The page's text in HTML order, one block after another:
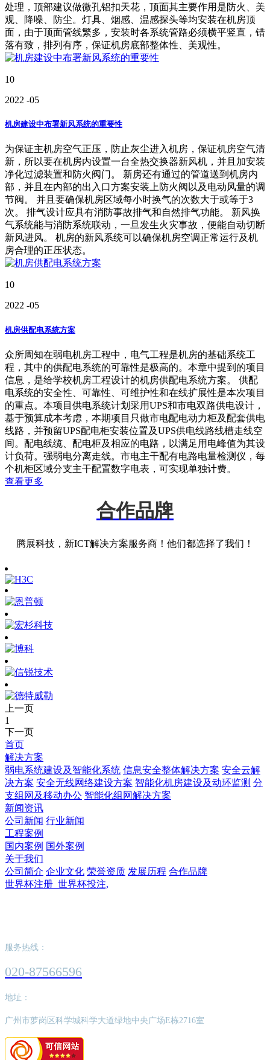
处理，顶部建议做微孔铝扣天花，顶面其主要作用是防火、美
观、降噪、防尘。灯具、烟感、温感探头等均安装在机房顶
面，由于顶面管线繁多，安装时各系统管路必须横平竖直，错
落有致，排列有序，保证机房底部整体性、美观性。
10
2022 -05
机房建设中布署新风系统的重要性
为保证主机房空气正压，防止灰尘进入机房，保证机房空气清
新，所以要在机房内设置一台全热交换器新风机，并且加安装
净化过滤装置和防火阀门。 新房还有通过的管道送到机房内
部，并且在内部的出入口方案安装上防火阀以及电动风量的调
节阀。 并且要确保机房区域每小时换气的次数大于或等于3
次。 排气设计应具有消防事故排气和自然排气功能。 新风换
气系统能与消防系统联动，一旦发生火灾事故，便能自动切断
新风进风。 机房的新风系统可以确保机房空调正常运行及机
房合理的正压状态。
10
2022 -05
机房供配电系统方案
众所周知在弱电机房工程中，电气工程是机房的基础系统工
程，其中的供配电系统的可靠性是极高的。本章中提到的项目
信息，是给学校机房工程设计的机房供配电系统方案。 供配
电系统的安全性、可靠性、可维护性和在线扩展性是本次项目
的重点。本项目供电系统计划采用UPS和市电双路供电设计，
基于预算成本考虑，本期项目只做市电配电动力柜及配套供电
线路，并预留UPS配电柜安装位置及UPS供电线路线槽走线空
间。配电线缆、配电柜及相应的电路，以满足用电峰值为其设
计负荷。强弱电分离走线。市电主干配有电路电量检测仪，每
个机柜区域分支主干配置数字电表，可实现单独计费。
查看更多
合作品牌
腾展科技，新ICT解决方案服务商！他们都选择了我们！
上一页
1
下一页
首页
解决方案
弱电系统建设及智能化系统 信息安全整体解决方案 安全云解
决方案 安全无线网络建设方案 智能化机房建设及动环监测 分
支组网及移动办公 智能化组网解决方案
新闻资讯
公司新闻 行业新闻
工程案例
国内案例 国外案例
关于我们
公司简介 企业文化 荣誉资质 发展历程 合作品牌
世界杯注册_世界杯投注,
服务热线：
020-87566596
地址：
广州市萝岗区科学城科学大道绿地中央广场E栋2716室